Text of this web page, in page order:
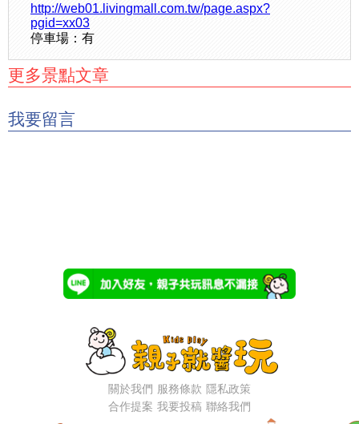
http://web01.livingmall.com.tw/page.aspx?
pgid=xx03
停車場：有
更多景點文章
我要留言
關於我們 服務條款 隱私政策
合作提案 我要投稿 聯絡我們